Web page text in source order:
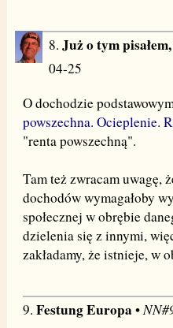
8. Już o tym
04-25
O dochodzie
powszechna. Ocieplenie.
"renta powszechną".
Tam też zwracam uwagę,
dochodów wymagałoby
społecznej w obrębie
dzielenia się z innymi,
zakładamy, że istnieje, w
9. Festung Europa •